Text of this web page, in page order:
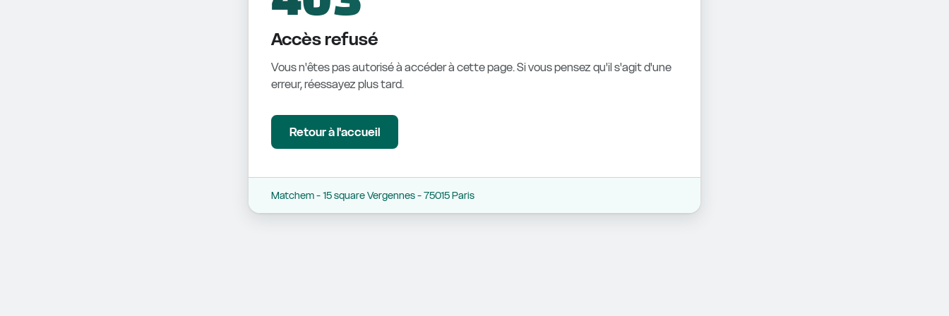
Accès refusé
Vous n'êtes pas autorisé à accéder à cette page. Si vous pensez qu'il s'agit d'une
erreur, réessayez plus tard.
Retour à l'accueil
Matchem - 15 square Vergennes - 75015 Paris